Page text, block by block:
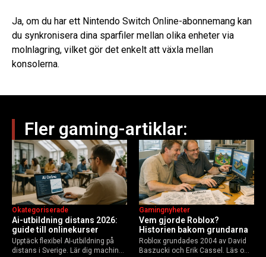
Ja, om du har ett Nintendo Switch Online-abonnemang kan
du synkronisera dina sparfiler mellan olika enheter via
molnlagring, vilket gör det enkelt att växla mellan
konsolerna.
Fler gaming-artiklar:
Ai-utbildning distans 2026:
guide till onlinekurser
Okategoriserade
Upptäck flexibel AI-utbildning på
distans i Sverige. Lär dig machine
Vem gjorde Roblox?
Historien bakom grundarna
Gamingnyheter
Roblox grundades 2004 av David
Baszucki och Erik Cassel. Läs om